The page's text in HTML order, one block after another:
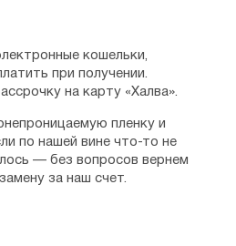
кошельки,
при получении.
на карту «Халва».
пленку и
по нашей вине что-то не
— без вопросов вернем
за наш счет.